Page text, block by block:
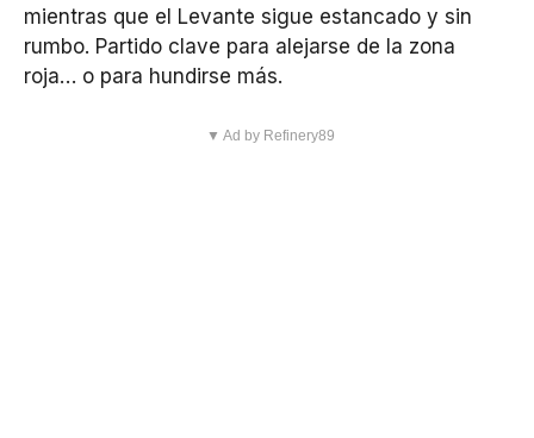
mientras que el Levante sigue estancado y sin
rumbo. Partido clave para alejarse de la zona
roja… o para hundirse más.
▼ Ad by Refinery89